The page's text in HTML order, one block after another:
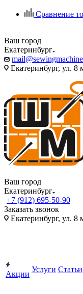
Сравнение
Ваш город
Екатеринбург
Екатеринбург, ул. 8
Ваш город
Екатеринбург
+7 (912) 695-50-90
Заказать звонок
Екатеринбург, ул. 8
Акции
Услуги Статьи